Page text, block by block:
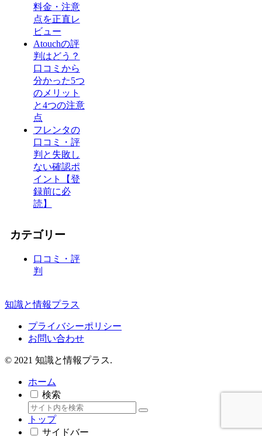
料金・注意
点を正直レ
ビュー
Atouchの評
判はどう？
口コミから
分かった5つ
のメリット
と4つの注意
点
フレンタの
口コミ・評
判と失敗し
ない確認ポ
イント【登
録前に必
読】
カテゴリー
口コミ・評
判
知識と情報プラス
プライバシーポリシー
お問い合わせ
© 2021 知識と情報プラス.
ホーム
検索
トップ
サイドバー